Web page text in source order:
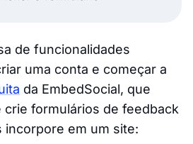
de funcionalidades
uma conta e começar a
da EmbedSocial, que
crie formulários de feedback
incorpore em um site: